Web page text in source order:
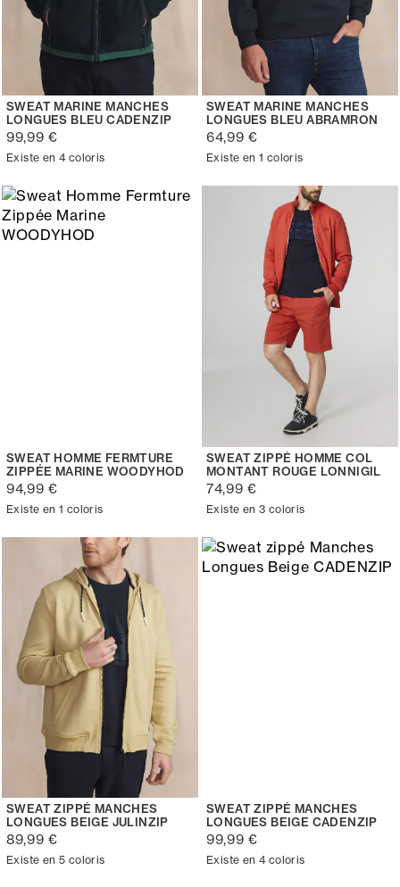
SWEAT MARINE MANCHES
LONGUES BLEU CADENZIP
99,99 €
Existe en 4 coloris
SWEAT MARINE MANCHES
LONGUES BLEU ABRAMRON
64,99 €
Existe en 1 coloris
SWEAT HOMME FERMTURE
ZIPPÉE MARINE WOODYHOD
94,99 €
Existe en 1 coloris
SWEAT ZIPPÉ HOMME COL
MONTANT ROUGE LONNIGIL
74,99 €
Existe en 3 coloris
SWEAT ZIPPÉ MANCHES
LONGUES BEIGE JULINZIP
89,99 €
Existe en 5 coloris
SWEAT ZIPPÉ MANCHES
LONGUES BEIGE CADENZIP
99,99 €
Existe en 4 coloris